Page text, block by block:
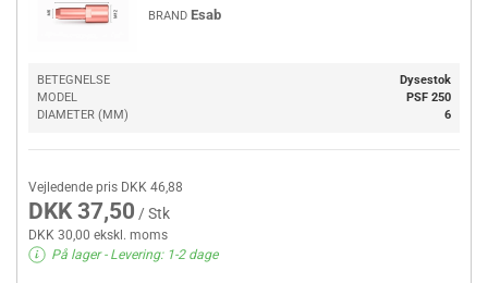
BRAND Esab
BETEGNELSE
Dysestok
MODEL
PSF 250
DIAMETER (MM)
6
Vejledende pris DKK 46,88
DKK 37,50 / Stk
DKK 30,00 ekskl. moms
På lager- Levering: 1-2 dage